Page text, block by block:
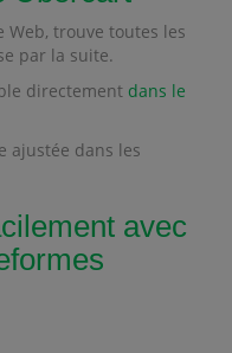
trouve toutes les
par la suite.
directement dans le
ajustée dans les
avec